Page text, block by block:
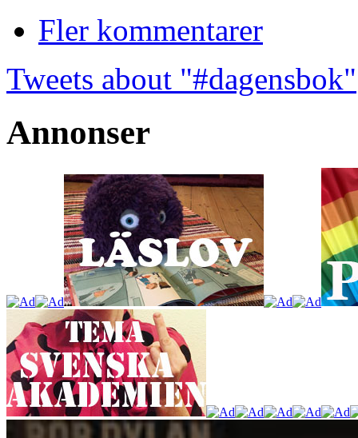
Fler kommentarer
Tweets about "#dagensbok"
Annonser